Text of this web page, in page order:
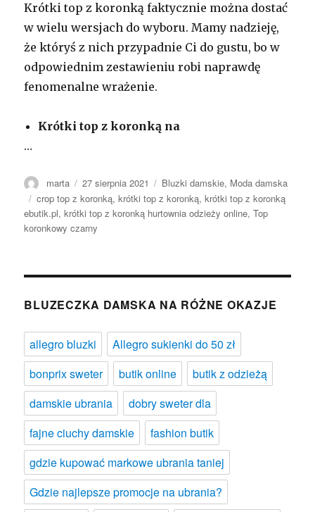
Krótki top z koronką faktycznie można dostać
w wielu wersjach do wyboru. Mamy nadzieję,
że któryś z nich przypadnie Ci do gustu, bo w
odpowiednim zestawieniu robi naprawdę
fenomenalne wrażenie.
Krótki top z koronką na
…
Autor
marta Opublikowano
27 sierpnia 2021 Kategorie
Bluzki damskie, Moda damska
Tagi
crop top z koronką,krótki top z koronką,krótki top z koronką
ebutik.pl,krótki top z koronką hurtownia odzieży online,Top
koronkowy czarny
BLUZECZKA DAMSKA NA RÓŻNE OKAZJE
allegro bluzki
Allegro sukienki do 50 zł
bonprix sweter
butik online
butik z odzieżą
damskie ubrania
dobry sweter dla
fajne ciuchy damskie
fashion butik
gdzie kupować markowe ubrania taniej
Gdzie najlepsze promocje na ubrania?